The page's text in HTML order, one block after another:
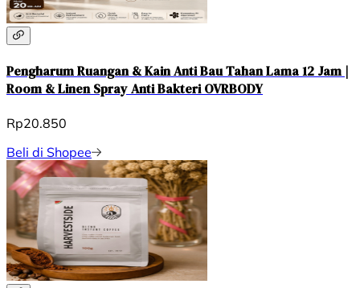
Pengharum Ruangan & Kain Anti Bau Tahan Lama 12 Jam |
Room & Linen Spray Anti Bakteri OVRBODY
Rp20.850
Beli di Shopee